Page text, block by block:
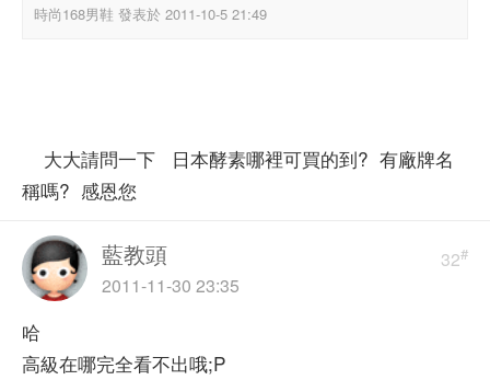
時尚168男鞋 發表於 2011-10-5 21:49
大大請問一下 日本酵素哪裡可買的到? 有廠牌名
稱嗎? 感恩您
32#
藍教頭
2011-11-30 23:35
哈
高級在哪完全看不出哦;P